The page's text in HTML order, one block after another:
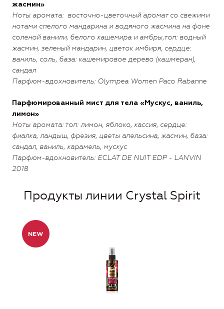
жасмин»
Ноты аромата: восточно-цветочный аромат со свежими
нотами спелого мандарина и водяного жасмина на фоне
соленой ванили, белого кашемира и амбры,топ: водный
жасмин, зеленый мандарин, цветок имбиря, сердце:
ваниль, соль, база: кашемировое дерево (кашмеран),
сандал
Парфюм-вдохновитель: Olympea Women Paco Rabanne
Парфюмированный мист для тела «Мускус, ваниль,
лимон»
Ноты аромата: топ: лимон, яблоко, кассия, сердце:
фиалка, ландыш, фрезия, цветы апельсина, жасмин, база:
сандал, ваниль, карамель, мускус
Парфюм-вдохновитель: ECLAT DE NUIT EDP - LANVIN
2018
Продукты линии Crystal Spirit